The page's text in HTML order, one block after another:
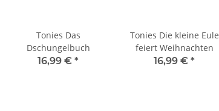
Tonies Das
Dschungelbuch
16,99 € *
Tonies Die kleine Eule
feiert Weihnachten
16,99 € *